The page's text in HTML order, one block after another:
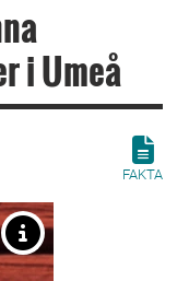
i Umeå
FAKTA